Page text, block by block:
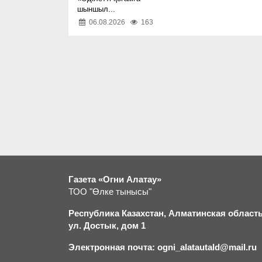
шыншыл...
06.08.2026 163
Газета «Огни Алатау»
ТОО "Өлке тынысы"
Республика Казахстан, Алматинская
ул. Достык, дом 1
Электронная почта: ogni_alatautald@mail.ru